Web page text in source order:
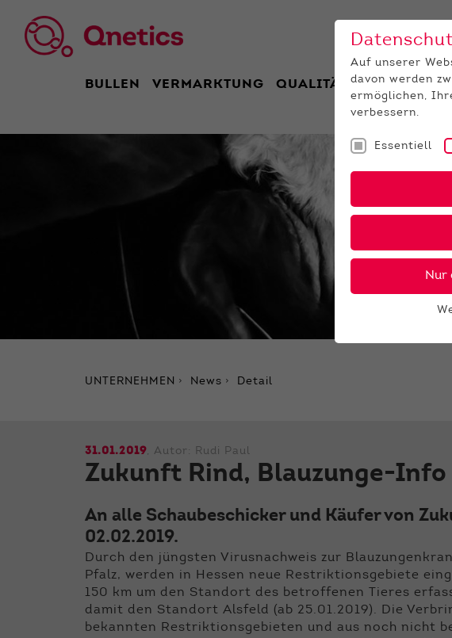
BULLEN VERMARKTUNG QUALITÄT
UNTERNEHMEN News Detail
31.01.2019, Autor: Rudi Paul
Zukunft Rind, Blauzunge-Info
An alle Schaubeschicker und Käufer von
02.02.2019.
Durch den jüngsten Virusnachweis zur
Pfalz, werden in Hessen neue Restriktionsgebiete
150 km um den Standort des betroffenen Tieres
damit den Standort Alsfeld (ab 25.01.2019). Die
bekannten Restriktionsgebieten und aus noch nicht
Auf unserer
davon werden
ermöglichen,
verbessern.
Essentiell
Nur
Laufzeit
Wir verwenden
Ihnen